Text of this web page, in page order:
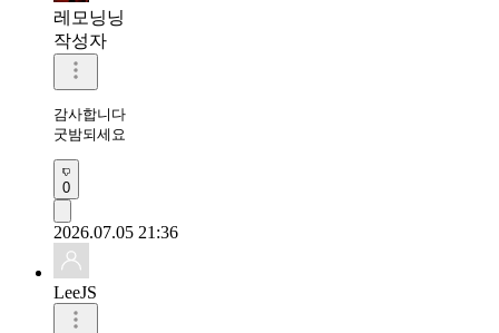
레모닝닝
작성자
감사합니다
굿밤되세요
0
2026.07.05 21:36
LeeJS